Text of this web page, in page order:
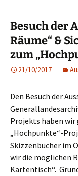
Besuch der
Räume“ &
zum
21/10/2017
Den Besuch der
Projekts haben wir
„Hochpunkte“-
Skizzenbücher im
wir die möglichen
Kartentisch“.